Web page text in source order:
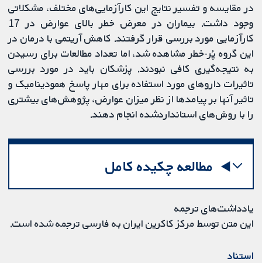
در مقایسه و تفسیر نتایج این کارآزمایی‌های مختلف، مشکلاتی
وجود داشت. بیماران در معرض خطر بالای عوارض در 17
کارآزمایی مورد بررسی قرار گرفتند. کاهش آریتمی با درمان در
این گروه پُر-خطر مشاهده شد، اما تعداد مطالعات برای رسیدن
به نتیجه‌گیری کافی نبودند. پزشکان باید در مورد بررسی
تاثیرات داروهای مورد استفاده برای مهار پاسخ همودینامیک و
تاثیر آنها بر پیامدها از نظر میزان عوارض، پژوهش‌های بیشتری
را با روش‌های استانداردشده انجام دهند.
مطالعه چکیده کامل
یادداشت‌های ترجمه
این متن توسط مرکز کاکرین ایران به فارسی ترجمه شده است.
استناد